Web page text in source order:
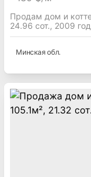
Продам дом и
24.96 сот., 2009
Минская обл.